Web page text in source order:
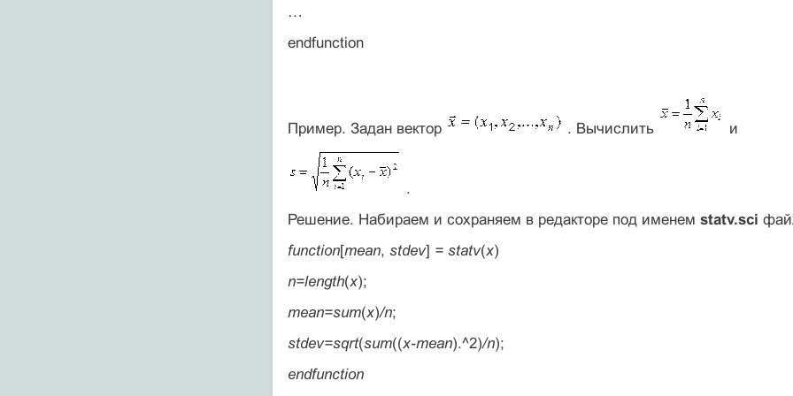
…
endfunction
Пример. Задан вектор . Вычислить и
.
Решение. Набираем и сохраняем в редакторе под именем statv.sci
function[mean, stdev] = statv(x)
n=length(x);
mean=sum(x)/n;
stdev=sqrt(sum((x-mean).^2)/n);
endfunction